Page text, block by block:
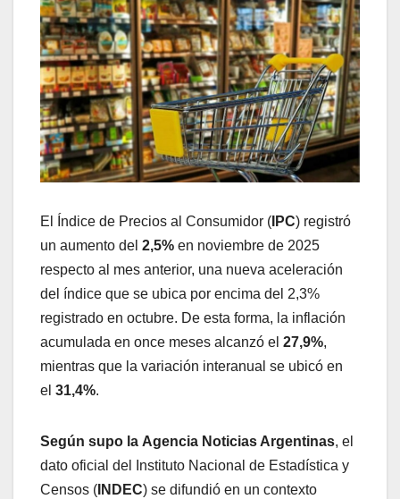
El Índice de Precios al Consumidor ( IPC) registró
un aumento del 2,5% en noviembre de 2025
respecto al mes anterior, una nueva aceleración
del índice que se ubica por encima del 2,3%
registrado en octubre. De esta forma, la inflación
acumulada en once meses alcanzó el 27,9%,
mientras que la variación interanual se ubicó en
el 31,4%.
Según supo la Agencia Noticias Argentinas, el
dato oficial del Instituto Nacional de Estadística y
Censos ( INDEC) se difundió en un contexto